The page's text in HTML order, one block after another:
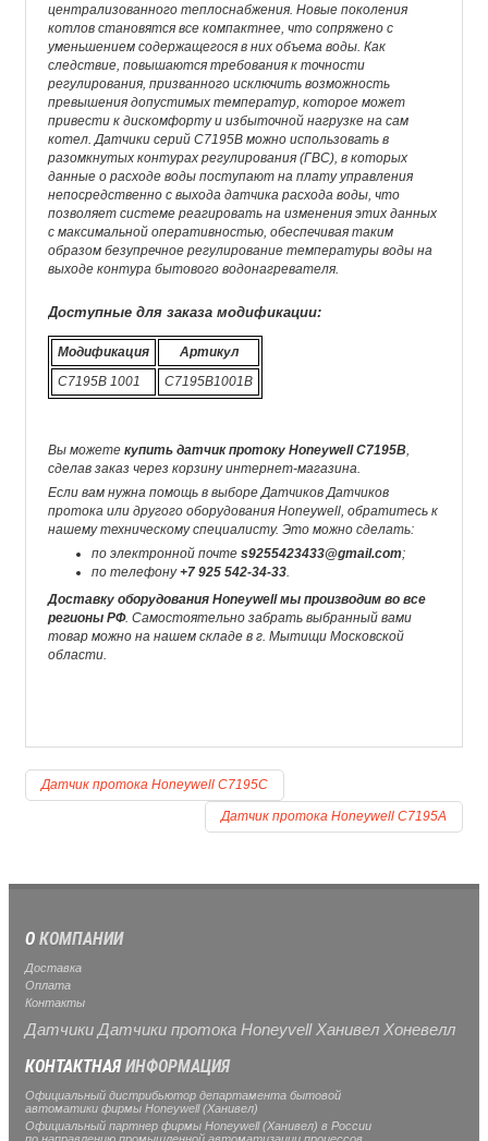
централизованного теплоснабжения. Новые поколения
котлов становятся все компактнее, что сопряжено с
уменьшением содержащегося в них объема воды. Как
следствие, повышаются требования к точности
регулирования, призванного исключить возможность
превышения допустимых температур, которое может
привести к дискомфорту и избыточной нагрузке на сам
котел. Датчики серий С7195В можно использовать в
разомкнутых контурах регулирования (ГВС), в которых
данные о расходе воды поступают на плату управления
непосредственно с выхода датчика расхода воды, что
позволяет системе реагировать на изменения этих данных
с максимальной оперативностью, обеспечивая таким
образом безупречное регулирование температуры воды на
выходе контура бытового водонагревателя.
Доступные для заказа модификации:
Модификация
Артикул
C7195B 1001
C7195B1001B
Вы можете купить датчик протоку Honeywell C7195B
сделав заказ через корзину интернет-магазина.
Если вам нужна помощь в выборе Датчиков Датчиков
протока или другого оборудования Honeywell, обратитесь к
нашему техническому специалисту. Это можно сделать:
по электронной почте s9255423433@gmail.com;
по телефону+7 925 542-34-33
Доставку оборудования Honeywell мы производим во все
регионы РФ. Самостоятельно забрать выбранный вами
товар можно на нашем складе в г. Мытищи Московской
области.
Датчик протока Honeywell C7195C
Датчик протока Honeywell C7195A
О КОМПАНИИ
Доставка
Оплата
Контакты
Датчики Датчики протока Honeyvell Ханивел Хоневелл
КОНТАКТНАЯИНФОРМАЦИЯ
Официальный дистрибьютор департамента бытовой
автоматики фирмы Honeywell (Ханивел)
Официальный партнер фирмы Honeywell (Ханивел) в России
по направлению промышленной автоматизации процессов